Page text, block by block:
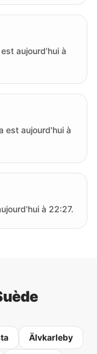
aujourd'hui à
est aujourd'hui à
à 22:27.
Älvkarleby